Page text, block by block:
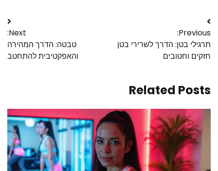
Previous:
תרגילי בטן: הדרך לשרירי בטן
חזקים וחטובים
Next:
טבטה: הדרך המהירה
והאפקטיבית להתחטב
Related Posts